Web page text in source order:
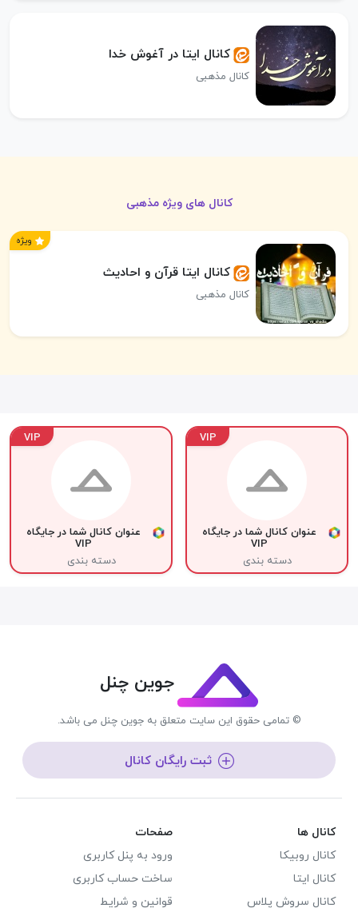
کانال ایتا در آغوش خدا
کانال مذهبی
کانال های ویژه مذهبی
ویژه
کانال ایتا قرآن و احادیث
کانال مذهبی
VIP
عنوان کانال شما در جایگاه
VIP
دسته بندی
VIP
عنوان کانال شما در جایگاه
VIP
دسته بندی
جوین چنل
© تمامی حقوق این سایت متعلق به جوین چنل می باشد.
ثبت رایگان کانال
کانال ها
کانال روبیکا
کانال ایتا
کانال سروش پلاس
صفحات
ورود به پنل کاربری
ساخت حساب کاربری
قوانین و شرایط